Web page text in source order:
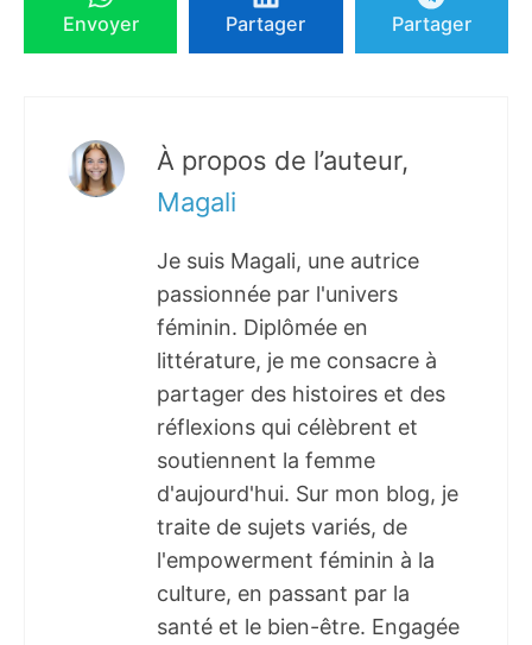
Envoyer Partager Partager
À propos de l’auteur,
Magali
Je suis Magali, une autrice
passionnée par l'univers
féminin. Diplômée en
littérature, je me consacre à
partager des histoires et des
réflexions qui célèbrent et
soutiennent la femme
d'aujourd'hui. Sur mon blog, je
traite de sujets variés, de
l'empowerment féminin à la
culture, en passant par la
santé et le bien-être. Engagée